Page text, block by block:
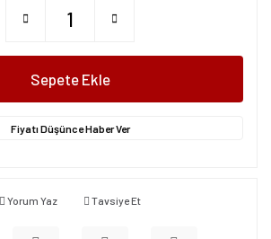
Sepete Ekle
Fiyatı Düşünce Haber Ver
Yorum Yaz Tavsiye Et